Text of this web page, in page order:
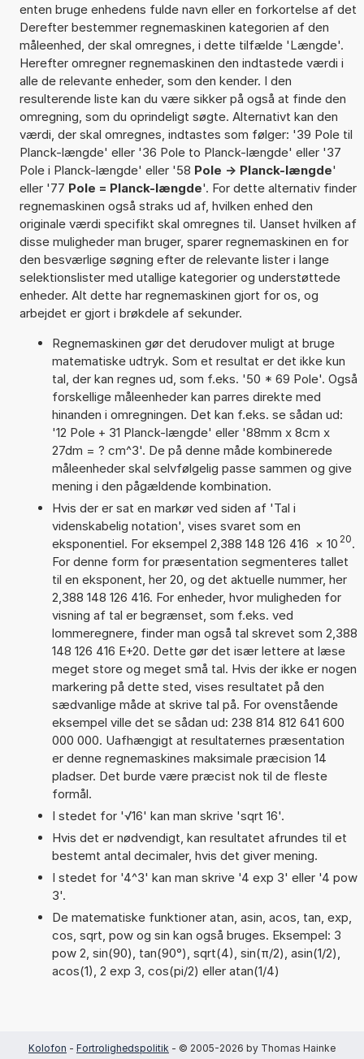
enten bruge enhedens fulde navn eller en forkortelse af det
Derefter bestemmer regnemaskinen kategorien af den
måleenhed, der skal omregnes, i dette tilfælde 'Længde'.
Herefter omregner regnemaskinen den indtastede værdi i
alle de relevante enheder, som den kender. I den
resulterende liste kan du være sikker på også at finde den
omregning, som du oprindeligt søgte. Alternativt kan den
værdi, der skal omregnes, indtastes som følger: '39 Pole til
Planck-længde' eller '36 Pole to Planck-længde' eller '37
Pole i Planck-længde' eller '58 Pole -> Planck-længde'
eller '77 Pole = Planck-længde'. For dette alternativ finder
regnemaskinen også straks ud af, hvilken enhed den
originale værdi specifikt skal omregnes til. Uanset hvilken af
disse muligheder man bruger, sparer regnemaskinen en for
den besværlige søgning efter de relevante lister i lange
selektionslister med utallige kategorier og understøttede
enheder. Alt dette har regnemaskinen gjort for os, og
arbejdet er gjort i brøkdele af sekunder.
Regnemaskinen gør det derudover muligt at bruge
matematiske udtryk. Som et resultat er det ikke kun
tal, der kan regnes ud, som f.eks. '50 * 69 Pole'. Også
forskellige måleenheder kan parres direkte med
hinanden i omregningen. Det kan f.eks. se sådan ud:
'12 Pole + 31 Planck-længde' eller '88mm x 8cm x
27dm = ? cm^3'. De på denne måde kombinerede
måleenheder skal selvfølgelig passe sammen og give
mening i den pågældende kombination.
Hvis der er sat en markør ved siden af 'Tal i
videnskabelig notation', vises svaret som en
eksponentiel. For eksempel 2,388 148 126 416 × 10 20.
For denne form for præsentation segmenteres tallet
til en eksponent, her 20, og det aktuelle nummer, her
2,388 148 126 416. For enheder, hvor muligheden for
visning af tal er begrænset, som f.eks. ved
lommeregnere, finder man også tal skrevet som 2,388
148 126 416 E+20. Dette gør det især lettere at læse
meget store og meget små tal. Hvis der ikke er nogen
markering på dette sted, vises resultatet på den
sædvanlige måde at skrive tal på. For ovenstående
eksempel ville det se sådan ud: 238 814 812 641 600
000 000. Uafhængigt at resultaternes præsentation
er denne regnemaskines maksimale præcision 14
pladser. Det burde være præcist nok til de fleste
formål.
I stedet for '√16' kan man skrive 'sqrt 16'.
Hvis det er nødvendigt, kan resultatet afrundes til et
bestemt antal decimaler, hvis det giver mening.
I stedet for '4^3' kan man skrive '4 exp 3' eller '4 pow
3'.
De matematiske funktioner atan, asin, acos, tan, exp,
cos, sqrt, pow og sin kan også bruges. Eksempel: 3
pow 2, sin(90), tan(90°), sqrt(4), sin(π/2), asin(1/2),
acos(1), 2 exp 3, cos(pi/2) eller atan(1/4)
Kolofon - Fortrolighedspolitik - © 2005-2026 by Thomas Hainke